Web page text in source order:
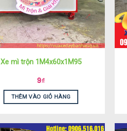
Xe mì trộn 1M4x60x1M95
9₫
THÊM VÀO GIỎ HÀNG